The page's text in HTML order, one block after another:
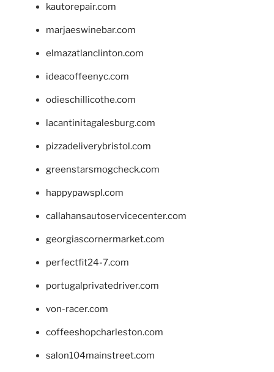
kautorepair.com
marjaeswinebar.com
elmazatlanclinton.com
ideacoffeenyc.com
odieschillicothe.com
lacantinitagalesburg.com
pizzadeliverybristol.com
greenstarsmogcheck.com
happypawspl.com
callahansautoservicecenter.com
georgiascornermarket.com
perfectfit24-7.com
portugalprivatedriver.com
von-racer.com
coffeeshopcharleston.com
salon104mainstreet.com